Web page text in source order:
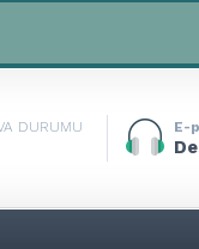
DURUMU E-